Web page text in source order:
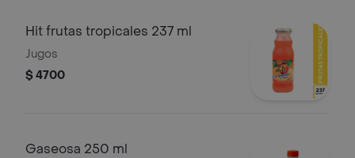
Hit frutas tropicales 237 ml
Jugos
$ 4700
Gaseosa 250 ml